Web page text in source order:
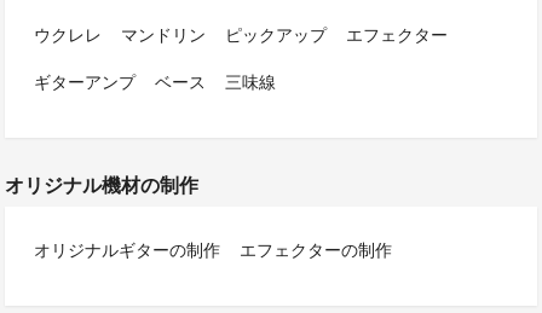
ウクレレ
マンドリン ピックアップ
エフェクター
ギターアンプ
ベース 三味線
オリジナル機材の制作
オリジナルギターの制作 エフェクターの制作